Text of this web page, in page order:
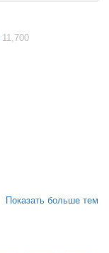
11,700
Показать больше тем